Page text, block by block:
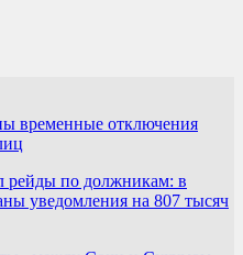
временные отключения
рейды по должникам: в
уведомления на 807 тысяч